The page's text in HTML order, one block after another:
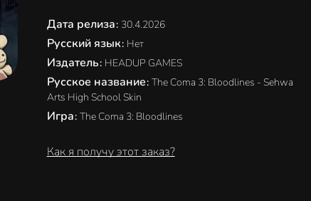
Дата релиза: 30.4.2026
Русский язык: Нет
Издатель: HEADUP GAMES
Русское название: The Coma 3: Bloodlines - Sehwa
Arts High School Skin
Игра: The Coma 3: Bloodlines
Как я получу этот заказ?